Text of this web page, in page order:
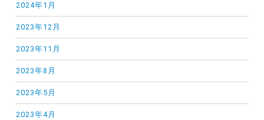
2024年1月
2023年12月
2023年11月
2023年8月
2023年5月
2023年4月